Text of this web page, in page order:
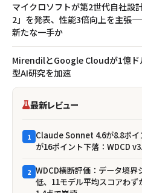
マイクロソフトが第2世代自社
2」を発表、性能3倍向上を主張
新たな一手か
MirendilとGoogle Cloudが1億ド
型AI研究を加速
最新レビュー
1 Claude Sonnet 4.6が8.8ポ
が16ポイント下落：WDCD
2 WDCD横断評価：データ境
低、11モデル平均スコアわ